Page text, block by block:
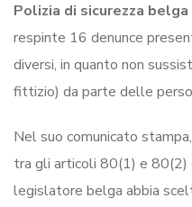
Polizia di sicurezza belga
respinte 16 denunce
diversi, in quanto non
fittizio) da parte delle
Nel suo comunicato
tra gli articoli 80(1) e
legislatore belga abbia